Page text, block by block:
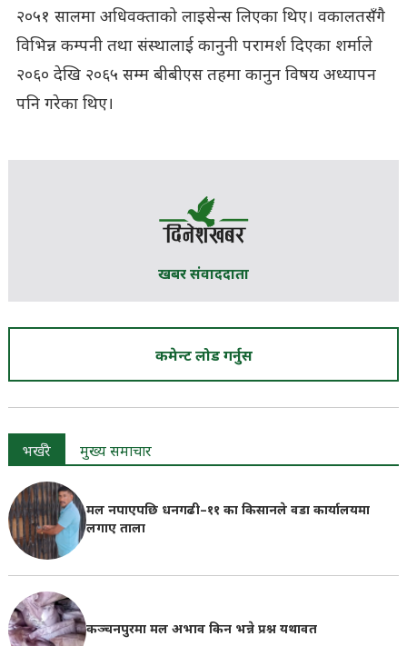
२०५१ सालमा अधिवक्ताको लाइसेन्स लिएका थिए। वकालतसँगै
विभिन्न कम्पनी तथा संस्थालाई कानुनी परामर्श दिएका शर्माले
२०६० देखि २०६५ सम्म बीबीएस तहमा कानुन विषय अध्यापन
पनि गरेका थिए।
खबर संवाददाता
कमेन्ट लोड गर्नुस
भर्खरै मुख्य समाचार
मल नपाएपछि धनगढी–११ का किसानले वडा कार्यालयमा
लगाए ताला
कञ्चनपुरमा मल अभाव किन भन्ने प्रश्न यथावत